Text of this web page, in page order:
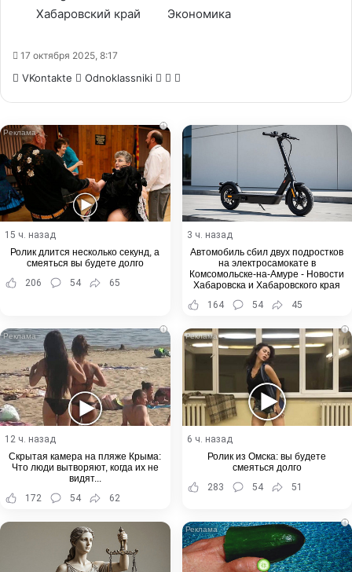
Хабаровский край
Экономика
17 октября 2025, 8:17
VKontakte Odnoklassniki WhatsApp
Telegram
i
15 ч. назад
Ролик длится несколько секунд, а
смеяться вы будете долго
206
54 65
3 ч. назад
Автомобиль сбил двух подростков
на электросамокате в
Комсомольске-на-Амуре - Новости
Хабаровска и Хабаровского края
164
54 45
i
12 ч. назад
Скрытая камера на пляже Крыма:
Что люди вытворяют, когда их не
видят...
172
54 62
i
6 ч. назад
Ролик из Омска: вы будете
смеяться долго
283
54 51
i